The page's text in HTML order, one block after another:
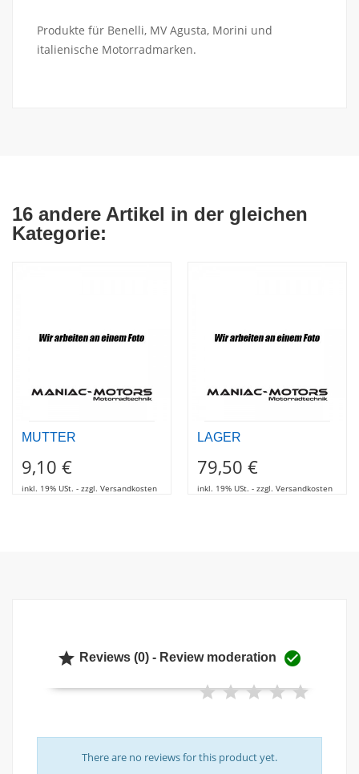
Produkte für Benelli, MV Agusta, Morini und
italienische Motorradmarken.
16 andere Artikel in der gleichen
Kategorie:
MUTTER
9,10 €
inkl. 19% USt. - zzgl. Versandkosten
LAGER
79,50 €
inkl. 19% USt. - zzgl. Versandkosten
 Reviews (0) - Review moderation 
There are no reviews for this product yet.